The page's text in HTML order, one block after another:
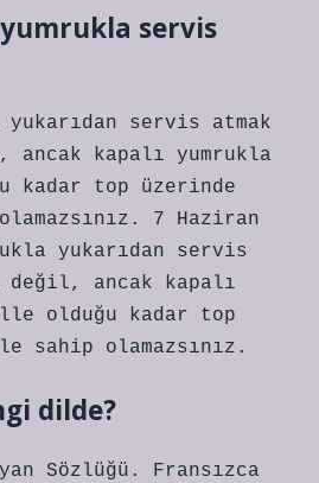
servis
yukarıdan servis atmak
ancak kapalı yumrukla
kadar top üzerinde
7 Haziran
yukarıdan servis
değil, ancak kapalı
olduğu kadar top
sahip olamazsınız.
dilde?
Sözlüğü. Fransızca